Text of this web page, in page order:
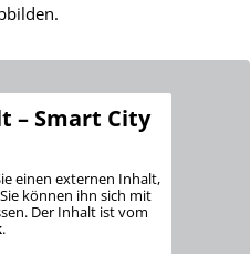
– Smart City
einen externen Inhalt,
können ihn sich mit
Der Inhalt ist vom
.